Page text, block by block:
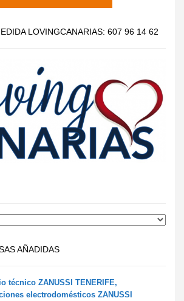
LOVINGCANARIAS: 607 96 14 62
AÑADIDAS
técnico ZANUSSI TENERIFE,
electrodomésticos ZANUSSI